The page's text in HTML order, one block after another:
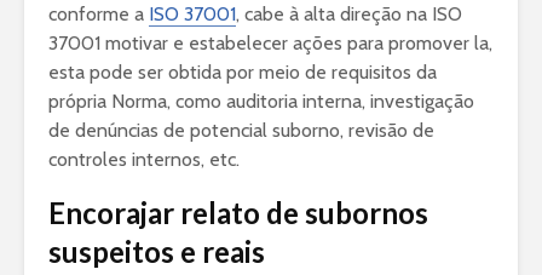
conforme a ISO 37001, cabe à alta direção na ISO
37001 motivar e estabelecer ações para promover la,
esta pode ser obtida por meio de requisitos da
própria Norma, como auditoria interna, investigação
de denúncias de potencial suborno, revisão de
controles internos, etc.
Encorajar relato de subornos
suspeitos e reais